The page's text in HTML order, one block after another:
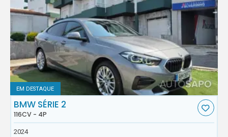
EM DESTAQUE
BMW SÉRIE 2
116CV - 4P
2024